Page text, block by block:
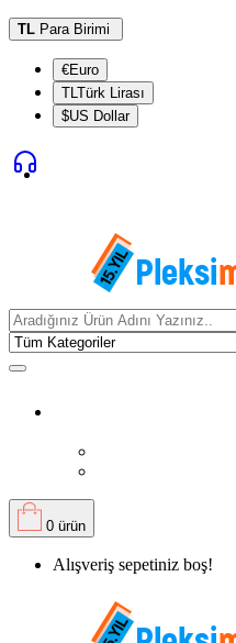
TL Para Birimi
€Euro
TLTürk Lirası
$US Dollar
0 ürün
Alışveriş sepetiniz boş!